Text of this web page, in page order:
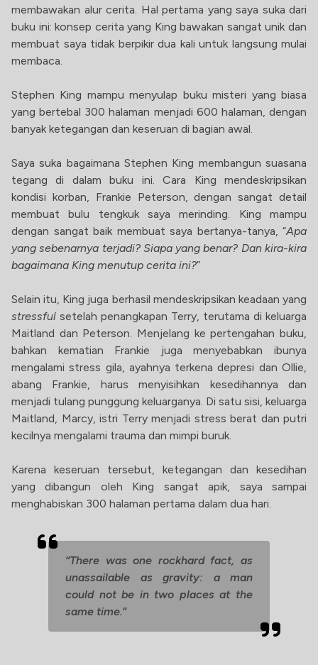
membawakan alur cerita. Hal pertama yang saya suka dari
buku ini: konsep cerita yang King bawakan sangat unik dan
membuat saya tidak berpikir dua kali untuk langsung mulai
membaca.
Stephen King mampu menyulap buku misteri yang biasa
yang bertebal 300 halaman menjadi 600 halaman, dengan
banyak ketegangan dan keseruan di bagian awal.
Saya suka bagaimana Stephen King membangun suasana
tegang di dalam buku ini. Cara King mendeskripsikan
kondisi korban, Frankie Peterson, dengan sangat detail
membuat bulu tengkuk saya merinding. King mampu
dengan sangat baik membuat saya bertanya-tanya, “Apa
yang sebenarnya terjadi? Siapa yang benar? Dan kira-kira
bagaimana King menutup cerita ini?”
Selain itu, King juga berhasil mendeskripsikan keadaan yang
stressful setelah penangkapan Terry, terutama di keluarga
Maitland dan Peterson. Menjelang ke pertengahan buku,
bahkan kematian Frankie juga menyebabkan ibunya
mengalami stress gila, ayahnya terkena depresi dan Ollie,
abang Frankie, harus menyisihkan kesedihannya dan
menjadi tulang punggung keluarganya. Di satu sisi, keluarga
Maitland, Marcy, istri Terry menjadi stress berat dan putri
kecilnya mengalami trauma dan mimpi buruk.
Karena keseruan tersebut, ketegangan dan kesedihan
yang dibangun oleh King sangat apik, saya sampai
menghabiskan 300 halaman pertama dalam dua hari.
“There was one rockhard fact, as
unassailable as gravity: a man
could not be in two places at the
same time.”